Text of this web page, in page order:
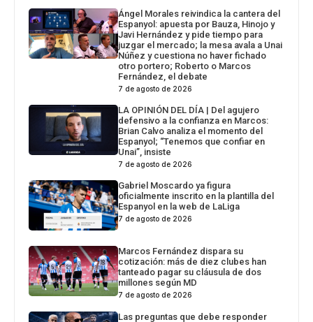
Ángel Morales reivindica la cantera del
Espanyol: apuesta por Bauza, Hinojo y
Javi Hernández y pide tiempo para
juzgar el mercado; la mesa avala a Unai
Núñez y cuestiona no haver fichado
otro portero; Roberto o Marcos
Fernández, el debate
7 de agosto de 2026
LA OPINIÓN DEL DÍA | Del agujero
defensivo a la confianza en Marcos:
Brian Calvo analiza el momento del
Espanyol; “Tenemos que confiar en
Unai”, insiste
7 de agosto de 2026
Gabriel Moscardo ya figura
oficialmente inscrito en la plantilla del
Espanyol en la web de LaLiga
7 de agosto de 2026
Marcos Fernández dispara su
cotización: más de diez clubes han
tanteado pagar su cláusula de dos
millones según MD
7 de agosto de 2026
Las preguntas que debe responder